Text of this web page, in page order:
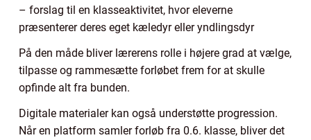
– forslag til en klasseaktivitet, hvor eleverne
præsenterer deres eget kæledyr eller yndlingsdyr
På den måde bliver lærerens rolle i højere grad at vælge,
tilpasse og rammesætte forløbet frem for at skulle
opfinde alt fra bunden.
Digitale materialer kan også understøtte progression.
Når en platform samler forløb fra 0.6. klasse, bliver det